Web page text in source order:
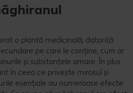
o plantă medicinală, datorită
pe care le conține, cum ar
și substanțele amare. În plus
în ceea ce privește mirosul și
esențiale au numeroase efecte